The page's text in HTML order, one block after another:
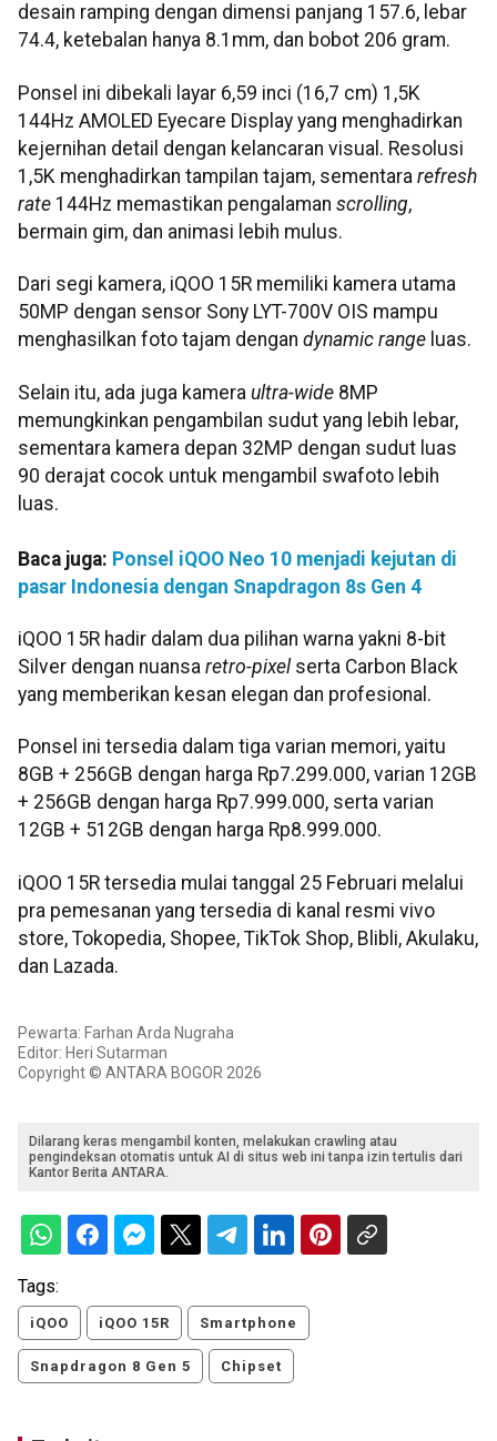
desain ramping dengan dimensi panjang 157.6, lebar
74.4, ketebalan hanya 8.1mm, dan bobot 206 gram.
Ponsel ini dibekali layar 6,59 inci (16,7 cm) 1,5K
144Hz AMOLED Eyecare Display yang menghadirkan
kejernihan detail dengan kelancaran visual. Resolusi
1,5K menghadirkan tampilan tajam, sementara refresh
rate 144Hz memastikan pengalaman scrolling,
bermain gim, dan animasi lebih mulus.
Dari segi kamera, iQOO 15R memiliki kamera utama
50MP dengan sensor Sony LYT-700V OIS mampu
menghasilkan foto tajam dengan dynamic range luas.
Selain itu, ada juga kamera ultra-wide 8MP
memungkinkan pengambilan sudut yang lebih lebar,
sementara kamera depan 32MP dengan sudut luas
90 derajat cocok untuk mengambil swafoto lebih
luas.
Baca juga: Ponsel iQOO Neo 10 menjadi kejutan di
pasar Indonesia dengan Snapdragon 8s Gen 4
iQOO 15R hadir dalam dua pilihan warna yakni 8-bit
Silver dengan nuansa retro-pixel serta Carbon Black
yang memberikan kesan elegan dan profesional.
Ponsel ini tersedia dalam tiga varian memori, yaitu
8GB + 256GB dengan harga Rp7.299.000, varian 12GB
+ 256GB dengan harga Rp7.999.000, serta varian
12GB + 512GB dengan harga Rp8.999.000.
iQOO 15R tersedia mulai tanggal 25 Februari melalui
pra pemesanan yang tersedia di kanal resmi vivo
store, Tokopedia, Shopee, TikTok Shop, Blibli, Akulaku,
dan Lazada.
Pewarta: Farhan Arda Nugraha
Editor: Heri Sutarman
Copyright © ANTARA BOGOR 2026
Dilarang keras mengambil konten, melakukan crawling atau
pengindeksan otomatis untuk AI di situs web ini tanpa izin tertulis dari
Kantor Berita ANTARA.
Tags:
iQOO iQOO 15R Smartphone
Snapdragon 8 Gen 5 Chipset